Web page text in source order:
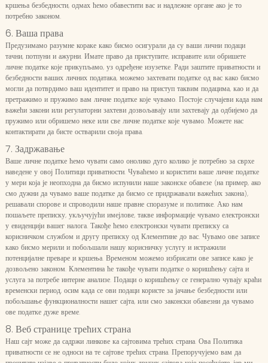
кршења безбедности, одмах ћемо обавестити вас и надлежне органе ако је то
потребно законом.
6. Ваша права
Предузимамо разумне кораке како бисмо осигурали да су ваши лични подаци
тачни, потпуни и ажурни. Имате право да приступите, исправите или обришете
личне податке које прикупљамо, уз одређене изузетке. Ради заштите приватности и
безбедности ваших личних података, можемо захтевати податке од вас како бисмо
могли да потврдимо ваш идентитет и право на приступ таквим подацима, као и да
претражимо и пружимо вам личне податке које чувамо. Постоје случајеви када нам
важећи закони или регулаторни захтеви дозвољавају или захтевају да одбијемо да
пружимо или обришемо неке или све личне податке које чувамо. Можете нас
контактирати да бисте остварили своја права.
7. Задржавање
Ваше личне податке ћемо чувати само онолико дуго колико је потребно за сврхе
наведене у овој Политици приватности. Чуваћемо и користити ваше личне податке
у мери која је неопходна да бисмо испунили наше законске обавезе (на пример, ако
смо дужни да чувамо ваше податке да бисмо се придржавали важећих закона),
решавали спорове и спроводили наше правне споразуме и политике. Ако нам
пошаљете преписку, укључујући имејлове, такве информације чувамо електронски
у евиденцији вашег налога. Такође ћемо електронски чувати преписку са
корисничком службом и другу преписку од Клементине до вас. Чувамо ове записе
како бисмо мерили и побољшали нашу корисничку услугу и истражили
потенцијалне преваре и кршења. Временом можемо избрисати ове записе како је
дозвољено законом. Клементина ће такође чувати податке о коришћењу сајта и
услуга за потребе интерне анализе. Подаци о коришћењу се генерално чувају краћи
временски период, осим када се ови подаци користе за јачање безбедности или
побољшање функционалности нашег сајта, или смо законски обавезни да чувамо
ове податке дуже време.
8. Веб странице трећих страна
Наш сајт може да садржи линкове ка сајтовима трећих страна. Ова Политика
приватности се не односи на те сајтове трећих страна. Препоручујемо вам да